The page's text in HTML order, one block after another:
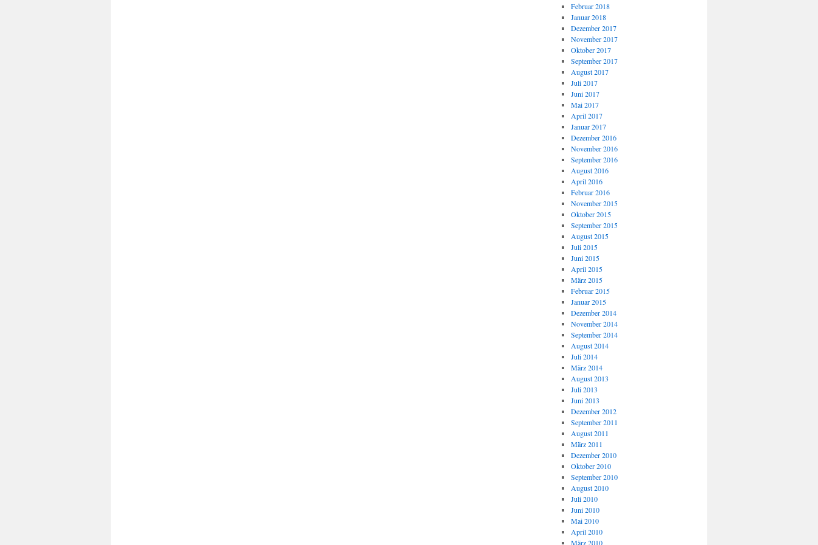
Februar 2018
Januar 2018
Dezember 2017
November 2017
Oktober 2017
September 2017
August 2017
Juli 2017
Juni 2017
Mai 2017
April 2017
Januar 2017
Dezember 2016
November 2016
September 2016
August 2016
April 2016
Februar 2016
November 2015
Oktober 2015
September 2015
August 2015
Juli 2015
Juni 2015
April 2015
März 2015
Februar 2015
Januar 2015
Dezember 2014
November 2014
September 2014
August 2014
Juli 2014
März 2014
August 2013
Juli 2013
Juni 2013
Dezember 2012
September 2011
August 2011
März 2011
Dezember 2010
Oktober 2010
September 2010
August 2010
Juli 2010
Juni 2010
Mai 2010
April 2010
März 2010